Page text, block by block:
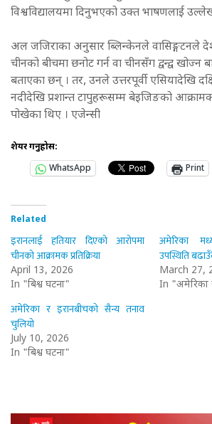
विश्वविद्यालयमा दिनुभएको उक्त भाषणलाई
अल जजिराका अनुसार ब्लिन्केनले वासिङ्गटनले
चीनको बीचमा छनोट गर्न वा चीनसँग द्वन्द्व खोज्न
बताएका छन् । तर, उनले उत्तरपूर्वी एसियादेखि
नदीदेखि प्रशान्त टापुहरूसम्म बेइजिङको आक्रामक
पोखेका थिए । एजेन्सी
शेयर गर्नुहोस:
WhatsApp
Print
Related
इरानलाई हतियार दिएको आरोपमा
चीनको आक्रामक प्रतिक्रिया
April 13, 2026
In "बिश्व घटना"
अमेरिका
उपस्थिति
March 27,
In "अमेरिका
अमेरिका र इरानबीचको सैन्य तनाव
चुलियो
July 10, 2026
In "बिश्व घटना"